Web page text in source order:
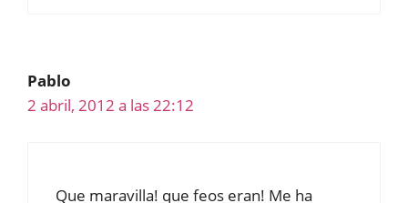
Pablo
2 abril, 2012 a las 22:12
Que maravilla! que feos eran! Me ha